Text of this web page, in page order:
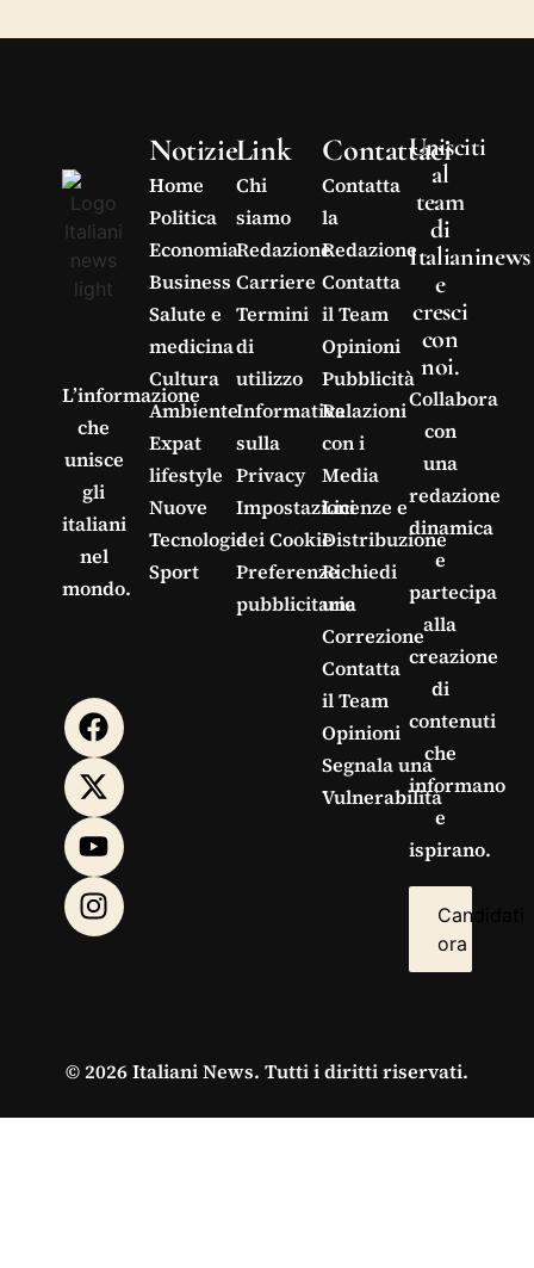
L’informazione
che
unisce
gli
italiani
nel
mondo.
Notizie
Home
Politica
Economia
Business
Salute e
medicina
Cultura
Ambiente
Expat
lifestyle
Nuove
Tecnologie
Sport
Link
Chi
siamo
Redazione
Carriere
Termini
di
utilizzo
Informativa
sulla
Privacy
Impostazioni
dei Cookie
Preferenze
pubblicitarie
Contattaci
Contatta
la
Redazione
Contatta
il Team
Opinioni
Pubblicità
Relazioni
con i
Media
Licenze e
Distribuzione
Richiedi
una
Correzione
Contatta
il Team
Opinioni
Segnala una
Vulnerabilità
Unisciti
al
team
di
Italianinews
e
cresci
con
noi.
Collabora
con
una
redazione
dinamica
e
partecipa
alla
creazione
di
contenuti
che
informano
e
ispirano.
Candidati
ora
© 2026 Italiani News. Tutti i diritti riservati.